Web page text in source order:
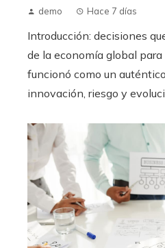
demo Hace 7 días
Introducción: decisiones
de la economía global
funcionó como un
innovación, riesgo y